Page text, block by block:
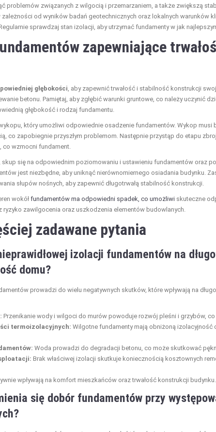
problemów związanych z wilgocią i przemarzaniem, a także zwiększą
od wyników badań geotechnicznych oraz lokalnych warunków
sprawdzaj stan izolacji, aby utrzymać fundamenty w jak
zapewniające
głębokości, aby zapewnić trwałość i stabilność konstrukcji
betonu. Pamiętaj, aby zgłębić warunki gruntowe, co należy uczynić
głębokość i rodzaj fundamentu.
który umożliwi odpowiednie osadzenie fundamentów. Wykop musi
co zapobiegnie przyszłym problemom. Następnie przystąp do etapu
co wzmocni fundament.
się na odpowiednim poziomowaniu i ustawieniu fundamentów oraz
jest niezbędne, aby uniknąć nierównomiernego osiadania budynku.
słupów nośnych, aby zapewnić długotrwałą stabilność konstrukcji.
wokół fundamentów ma odpowiedni spadek, co umożliwi skuteczne
ryzyko zawilgocenia oraz uszkodzenia elementów budowlanych.
zadawane pytania
izolacji fundamentów na
domu?
prowadzi do wielu negatywnych skutków, które wpływają na
Przenikanie wody i wilgoci do murów powoduje rozwój pleśni i grzybów,
termoizolacyjnych: Wilgotne fundamenty mają obniżoną izolacyjność
Woda prowadzi do degradacji betonu, co może skutkować
Brak właściwej izolacji skutkuje koniecznością kosztownych
wpływają na komfort mieszkańców oraz trwałość konstrukcji budynku.
się dobór fundamentów przy